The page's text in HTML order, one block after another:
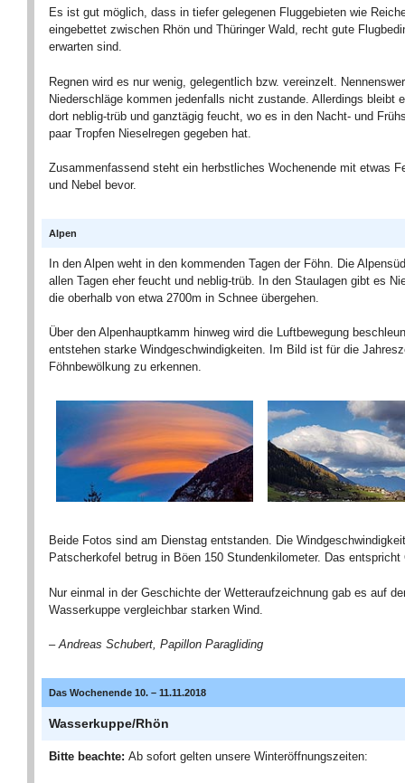
Es ist gut möglich, dass in tiefer gelegenen Fluggebieten wie
eingebettet zwischen Rhön und Thüringer Wald, recht gute
erwarten sind.
Regnen wird es nur wenig, gelegentlich bzw. vereinzelt.
Niederschläge kommen jedenfalls nicht zustande. Allerdings bleibt
dort neblig-trüb und ganztägig feucht, wo es in den Nacht- und
paar Tropfen Nieselregen gegeben hat.
Zusammenfassend steht ein herbstliches Wochenende mit etwas
und Nebel bevor.
Alpen
In den Alpen weht in den kommenden Tagen der Föhn. Die
allen Tagen eher feucht und neblig-trüb. In den Staulagen gibt es
die oberhalb von etwa 2700m in Schnee übergehen.
Über den Alpenhauptkamm hinweg wird die Luftbewegung
entstehen starke Windgeschwindigkeiten. Im Bild ist für die
Föhnbewölkung zu erkennen.
Beide Fotos sind am Dienstag entstanden. Die
Patscherkofel betrug in Böen 150 Stundenkilometer. Das entspricht
Nur einmal in der Geschichte der Wetteraufzeichnung gab es auf
Wasserkuppe vergleichbar starken Wind.
– Andreas Schubert, Papillon Paragliding
Das Wochenende 10. – 11.11.2018
Wasserkuppe/Rhön
Bitte beachte: Ab sofort gelten unsere Winteröffnungszeiten: